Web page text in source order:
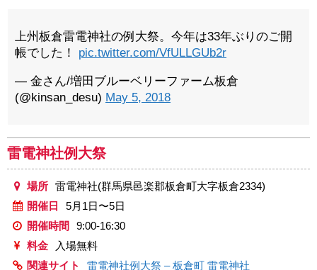
上州板倉雷電神社の例大祭。今年は33年ぶりのご開
帳でした！ pic.twitter.com/VfULLGUb2r
— 金さん/増田ブルーベリーファーム板倉
(@kinsan_desu) May 5, 2018
雷電神社例大祭
場所
雷電神社(群馬県邑楽郡板倉町大字板倉2334)
開催日
5月1日〜5日
開催時間
9:00-16:30
料金
入場無料
関連サイト
雷電神社例大祭 – 板倉町 雷電神社